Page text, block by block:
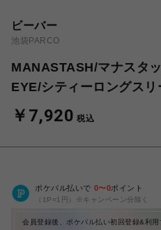
ビーバー
池袋PARCO
MANASTASH/マナスタ
EYE/シティーロングスリ
￥7,920 税込
ポケパル払いで 0〜0ポイント
（1P=1円）※キャンペーン分除く
会員登録後、ポケパル払い初回登録&利用